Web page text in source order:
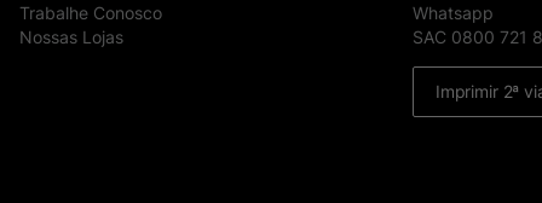
Trabalhe Conosco
Nossas Lojas
Whatsapp
SAC 0800 721
Imprimir 2ª